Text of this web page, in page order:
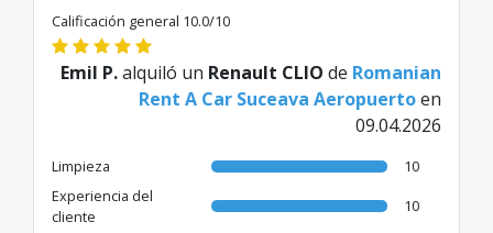
Calificación general 10.0/10
Emil P.alquiló un Renault CLIO de Romanian
Rent A Car Suceava Aeropuertoen
09.04.2026
Limpieza
10
Experiencia del
cliente
10